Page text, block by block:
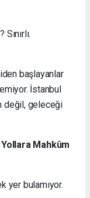
başlayanlar
İstanbul
değil, geleceği
Mahkûm
yer bulamıyor.